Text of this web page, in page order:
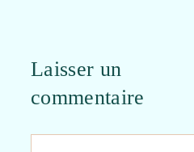
Laisser un
commentaire